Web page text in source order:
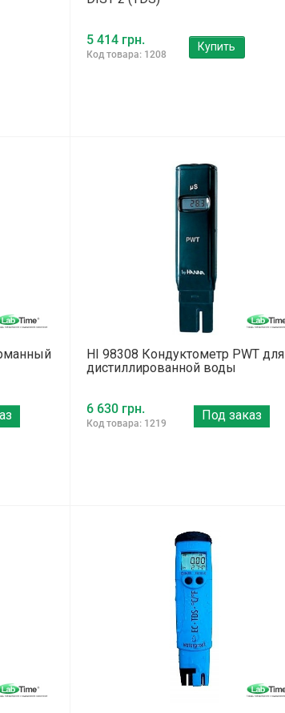
5 414 грн.
Код товара: 1208
Купить
HI 98308 Кондуктометр PWT для
дистиллированной воды
6 630 грн.
Код товара: 1219
Под заказ